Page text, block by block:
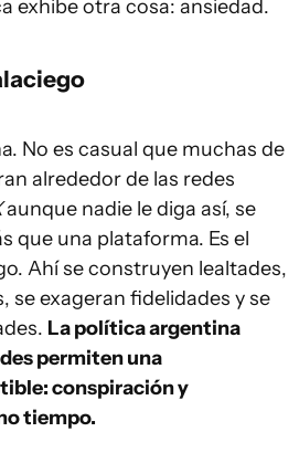
exhibe otra cosa: ansiedad.
No es casual que muchas de
alrededor de las redes
aunque nadie le diga así, se
que una plataforma. Es el
Ahí se construyen lealtades,
se exageran fidelidades y se
La política argentina
permiten una
conspiración y
tiempo.